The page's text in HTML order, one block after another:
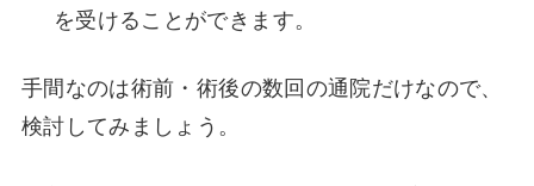
を受けることができます。
手間なのは術前・術後の数回の通院だけなので、
検討してみましょう。